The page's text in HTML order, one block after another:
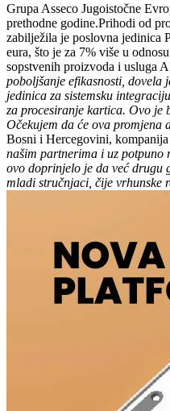
Grupa Asseco Jugoistočne
prethodne godine.Prihodi od
zabilježila je poslovna jedinica
eura, što je za 7% više u
sopstvenih proizvoda i usluga
poboljšanje efikasnosti, dovela
jedinica za sistemsku
za procesiranje kartica. Ovo je
Očekujem da će ova
Bosni i Hercegovini,
našim partnerima i uz potpuno
ovo doprinjelo je da već drugu
mladi stručnjaci, čije vrhunske